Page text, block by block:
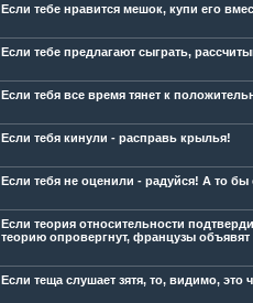
Если тебе нравится мешок, купи его
Если тебе предлагают сыграть,
Если тебя все время тянет к
Если тебя кинули - расправь крылья!
Если тебя не оценили - радуйся! А то бы
Если теория относительности
теорию опровергнут, французы
Если теща слушает зятя, то, видимо, это